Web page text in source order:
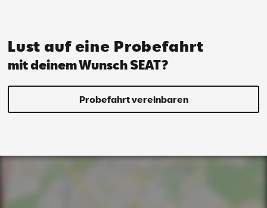
Lust auf eine Probefahrt
mit deinem Wunsch SEAT?
Probefahrt vereinbaren